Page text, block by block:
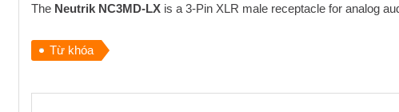
The Neutrik NC3MD-LX is a 3-Pin XLR male receptacle for analog
Từ khóa